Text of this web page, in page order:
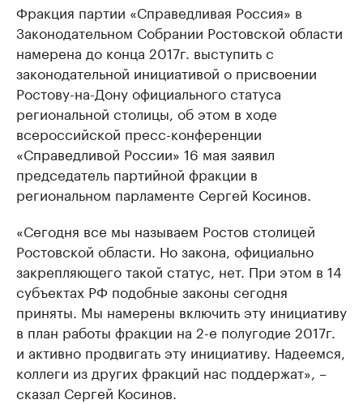
Фракция партии «Справедливая Россия» в
Законодательном Собрании Ростовской области
намерена до конца 2017г. выступить с
законодательной инициативой о присвоении
Ростову-на-Дону официального статуса
региональной столицы, об этом в ходе
всероссийской пресс-конференции
«Справедливой России» 16 мая заявил
председатель партийной фракции в
региональном парламенте Сергей Косинов.
«Сегодня все мы называем Ростов столицей
Ростовской области. Но закона, официально
закрепляющего такой статус, нет. При этом в 14
субъектах РФ подобные законы сегодня
приняты. Мы намерены включить эту инициативу
в план работы фракции на 2-е полугодие 2017г.
и активно продвигать эту инициативу. Надеемся,
коллеги из других фракций нас поддержат», –
сказал Сергей Косинов.